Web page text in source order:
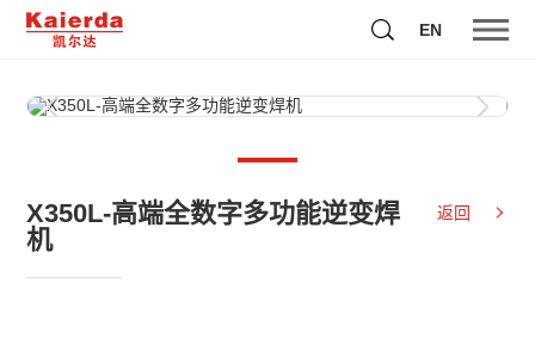
EN
X350L-高端全数字多功能逆变焊
机
返回